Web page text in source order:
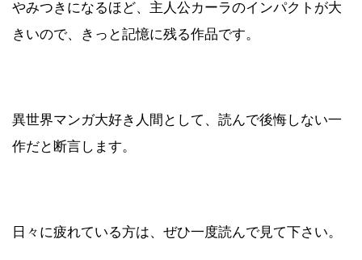
やみつきになるほど、主人公カーラのインパクトが大
きいので、きっと記憶に残る作品です。
異世界マンガ大好き人間として、読んで後悔しない一
作だと断言します。
日々に疲れている方は、ぜひ一度読んで見て下さい。